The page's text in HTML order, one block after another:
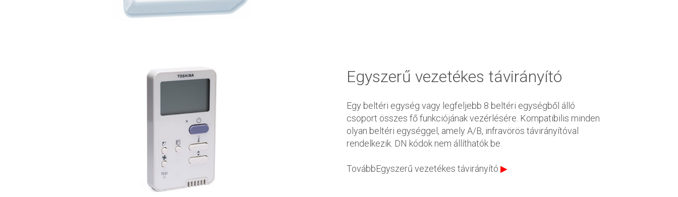
Egyszerű vezetékes távirányító
Egy beltéri egység vagy legfeljebb 8 beltéri egységből álló
csoport összes fő funkciójának vezérlésére. Kompatibilis minden
olyan beltéri egységgel, amely A/B, infravörös távirányítóval
rendelkezik. DN kódok nem állíthatók be.
TovábbEgyszerű vezetékes távirányító ▶